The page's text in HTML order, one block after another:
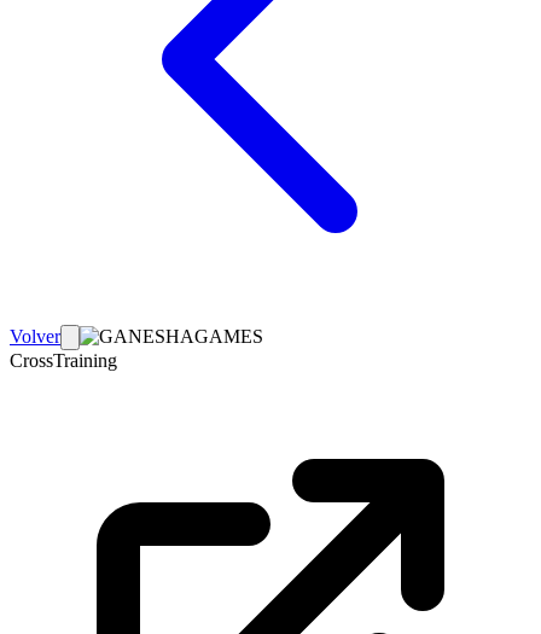
Volver
CrossTraining